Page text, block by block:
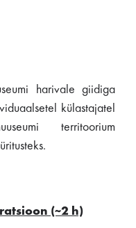
harivale giidiga
külastajatel
territoorium
(~2 h)